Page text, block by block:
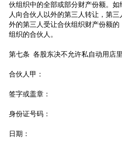
伙组织中的全部或部分财产份额。
人向合伙人以外的第三人转让，第
外的第三人受让合伙组织财产份额
组织的合伙人。
第七条 各股东决不允许私自动用
合伙人甲：
签字或盖章：
身份证号码：
日期：